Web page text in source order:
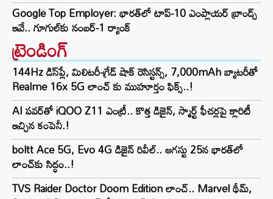
Google Top Employer: భారత్‌లో టాప్-10 ఎంప్లాయర్ బ్రాండ్స్
ఇవే.. గూగుల్‌కు నంబర్-1 ర్యాంక్
ట్రెండింగ్‌
144Hz డిస్‌ప్లే, మిలిటరీ-గ్రేడ్ షాక్ రెసిస్టన్స్, 7,000mAh బ్యాటరీతో
Realme 16x 5G లాంచ్ కు ముహూర్తం ఫిక్స్..!
AI పవర్‌తో iQOO Z11 ఎంట్రీ.. కొత్త డిజైన్, స్మార్ట్ ఫీచర్లపై క్లారిటీ
ఇచ్చిన కంపెనీ.!
boltt Ace 5G, Evo 4G డిజైన్ రివీల్.. ఆగస్టు 25న భారత్‌లో
లాంచ్‌కు సిద్ధం..!
TVS Raider Doctor Doom Edition లాంచ్.. Marvel థీమ్,